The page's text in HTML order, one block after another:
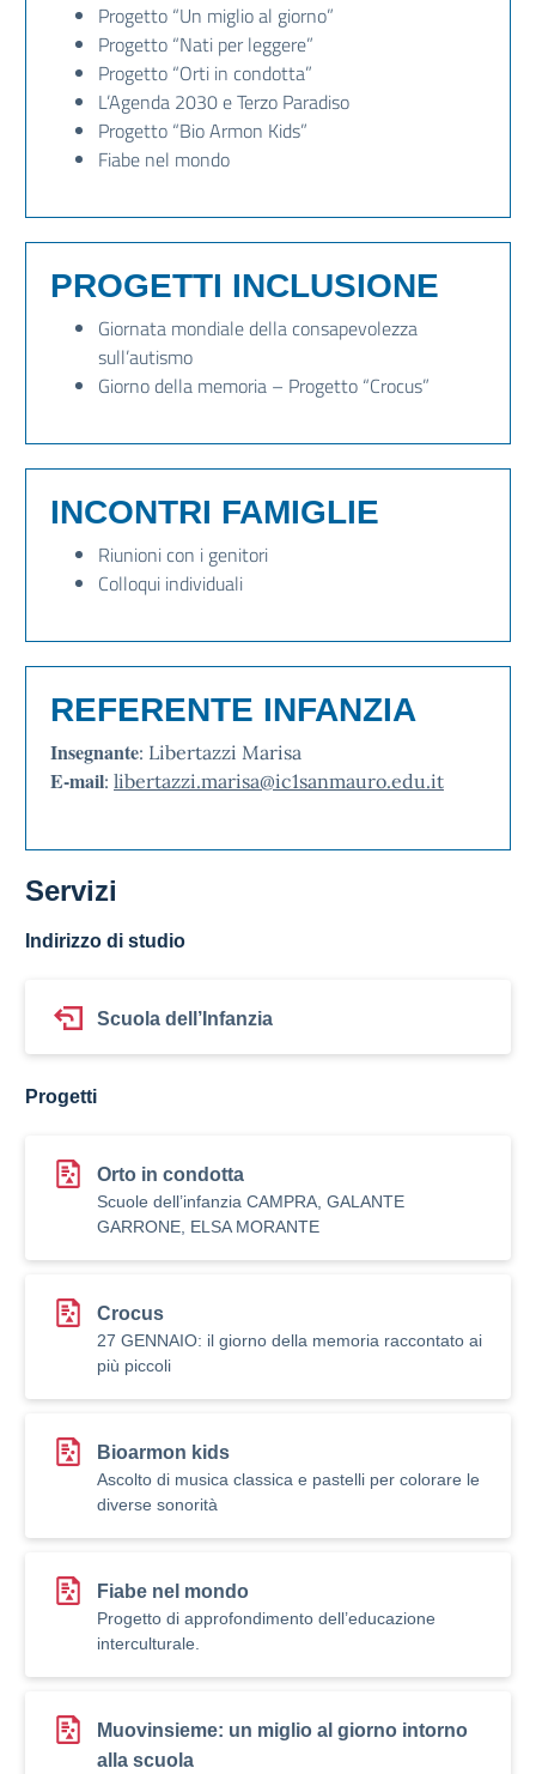
Progetto “Un miglio al giorno”
Progetto “Nati per leggere”
Progetto “Orti in condotta”
L’Agenda 2030 e Terzo Paradiso
Progetto “Bio Armon Kids”
Fiabe nel mondo
PROGETTI INCLUSIONE
Giornata mondiale della consapevolezza
sull’autismo
Giorno della memoria – Progetto “Crocus”
INCONTRI FAMIGLIE
Riunioni con i genitori
Colloqui individuali
REFERENTE INFANZIA
Insegnante: Libertazzi Marisa
E-mail: libertazzi.marisa@ic1sanmauro.edu.it
Servizi
Indirizzo di studio
Scuola dell’Infanzia
Progetti
Orto in condotta
Scuole dell’infanzia CAMPRA, GALANTE
GARRONE, ELSA MORANTE
Crocus
27 GENNAIO: il giorno della memoria raccontato ai
più piccoli
Bioarmon kids
Ascolto di musica classica e pastelli per colorare le
diverse sonorità
Fiabe nel mondo
Progetto di approfondimento dell’educazione
interculturale.
Muovinsieme: un miglio al giorno intorno
alla scuola